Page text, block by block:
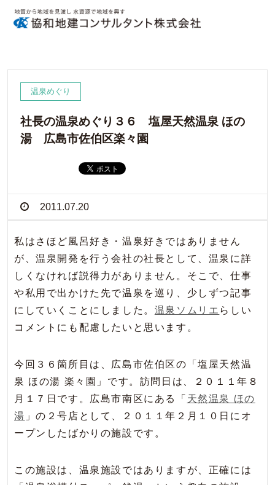
温泉めぐり
社長の温泉めぐり３６ 塩屋天然温泉 ほの
湯 広島市佐伯区楽々園
2011.07.20
私はさほど風呂好き・温泉好きではありません
が、温泉開発を行う会社の社長として、温泉に詳
しくなければ説得力がありません。そこで、仕事
や私用で出かけた先で温泉を巡り、少しずつ記事
にしていくことにしました。 温泉ソムリエ らしい
コメントにも配慮したいと思います。
今回３６箇所目は、広島市佐伯区の「塩屋天然温
泉 ほの湯 楽々園」です。訪問日は、２０１１年８
月１７日です。広島市南区にある「 天然温泉 ほの
湯 」の２号店として、２０１１年２月１０日にオ
ープンしたばかりの施設です。
この施設は、温泉施設ではありますが、正確には